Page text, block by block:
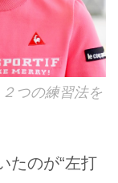
つの練習法を
たのが“左打